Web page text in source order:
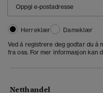
Herreklær
Dameklær
Ved å registrere deg godtar du å
fra oss. For mer informasjon kan
Netthandel